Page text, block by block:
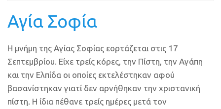
Αγία Σοφία
Η μνήμη της Αγίας Σοφίας εορτάζεται στις 17
Σεπτεμβρίου. Είχε τρείς κόρες, την Πίστη, την Αγάπη
και την Ελπίδα οι οποίες εκτελέστηκαν αφού
βασανίστηκαν γιατί δεν αρνήθηκαν την χριστανική
πίστη. Η ίδια πέθανε τρείς ημέρες μετά τον